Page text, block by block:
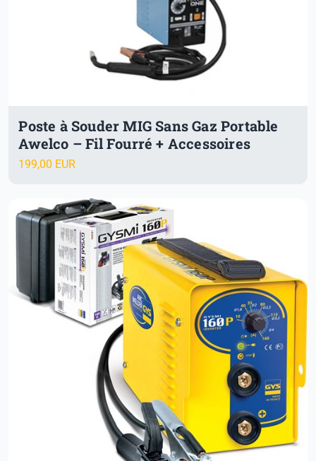
Poste à Souder MIG Sans Gaz Portable
Awelco – Fil Fourré + Accessoires
199,00 EUR